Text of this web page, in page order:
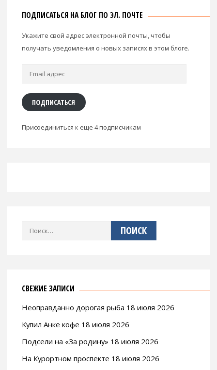
ПОДПИСАТЬСЯ НА БЛОГ ПО ЭЛ. ПОЧТЕ
Укажите свой адрес электронной почты, чтобы
получать уведомления о новых записях в этом блоге.
Email
ПОДПИСАТЬСЯ
Присоединиться к еще 4 подписчикам
Найти:
СВЕЖИЕ ЗАПИСИ
Неоправданно дорогая рыба 18 июля 2026
Купил Анке кофе 18 июля 2026
Подсели на «За родину» 18 июля 2026
На Курортном проспекте 18 июля 2026